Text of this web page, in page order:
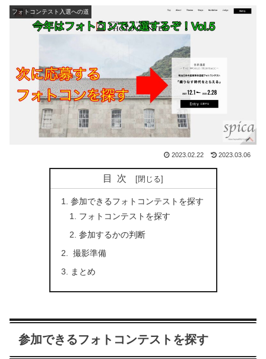
フォトコンテスト入選への道
2023.02.22 2023.03.06
目次
参加できるフォトコンテストを探す
フォトコンテストを探す
参加するかの判断
撮影準備
まとめ
参加できるフォトコンテストを探す